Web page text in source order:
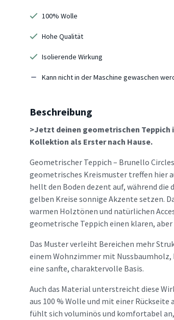
100% Wolle
Hohe Qualität
Isolierende Wirkung
Kann nicht in der Maschine gewaschen
Beschreibung
>Jetzt deinen geometrischen
Kollektion als Erster nach Hause.
Geometrischer Teppich – Brunello
geometrisches Kreismuster treffen hier
hellt den Boden dezent auf, während
gelben Kreise sonnige Akzente setzen.
warmen Holztönen und natürlichen
geometrische Teppich einen klaren,
Das Muster verleiht Bereichen mehr
einem Wohnzimmer mit
eine sanfte, charaktervolle Basis.
Auch das Material unterstreicht diese
aus 100 % Wolle und mit einer
fühlt sich voluminös und komfortabel